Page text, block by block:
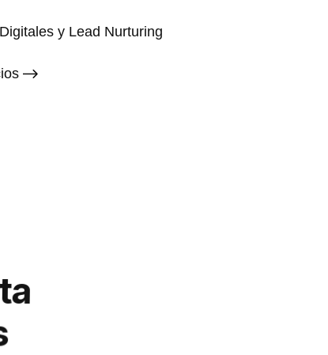
y Lead Nurturing